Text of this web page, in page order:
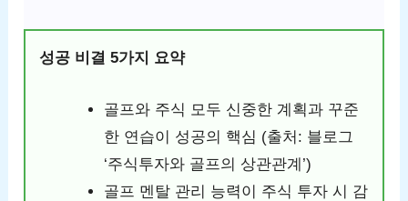
성공 비결 5가지 요약
골프와 주식 모두 신중한 계획과 꾸준
한 연습이 성공의 핵심 (출처: 블로그
‘주식투자와 골프의 상관관계’)
골프 멘탈 관리 능력이 주식 투자 시 감